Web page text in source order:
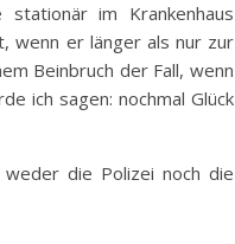
im Krankenhaus
wenn er länger als nur zur
Beinbruch der Fall, wenn
ich sagen: nochmal Glück
die Polizei noch die